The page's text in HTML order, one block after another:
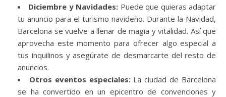
Diciembre y Navidades: Puede que quieras adaptar
tu anuncio para el turismo navideño. Durante la Navidad,
Barcelona se vuelve a llenar de magia y vitalidad. Así que
aprovecha este momento para ofrecer algo especial a
tus inquilinos y asegúrate de desmarcarte del resto de
anuncios.
Otros eventos especiales:La ciudad de Barcelona
se ha convertido en un epicentro de convenciones y